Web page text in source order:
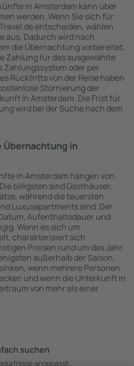
in Amsterdam kann über
werden. Wenn Sie sich für
entscheiden, wählen
aus. Dadurch wird nach
die Übernachtung vorbereitet,
Zahlung für das ausgewählte
Zahlungssystem oder per
Rücktritts von der Reise haben
Stornierung der
in Amsterdam. Die Frist für
wird bei der Suche nach dem
in
in Amsterdam hängen von
billigsten sind Gasthäuser,
während die teuersten
Luxusapartments sind. Der
Aufenthaltsdauer und
Wenn es sich um
charakterisiert sich
Preisen rund um das Jahr,
außerhalb der Saison.
wenn mehrere Personen
und wenn die Unterkunft in
von mehr als einer
suchen
angepasst.